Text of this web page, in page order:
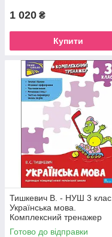
1 020 ₴
Купити
Тишкевич В. - НУШ 3 клас.
Українська мова.
Комплексний тренажер
Готово до відправки